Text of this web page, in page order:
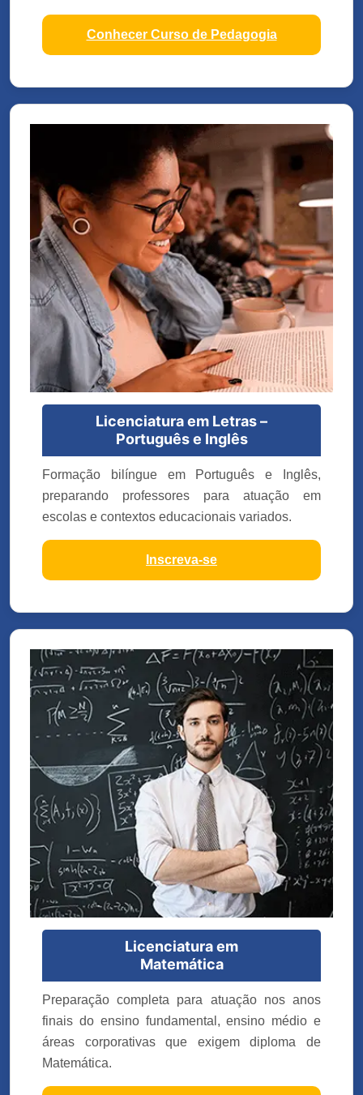
Conhecer Curso de Pedagogia
Licenciatura em Letras –
Português e Inglês
Formação bilíngue em Português e Inglês,
preparando professores para atuação em
escolas e contextos educacionais variados.
Inscreva-se
Licenciatura em
Matemática
Preparação completa para atuação nos anos
finais do ensino fundamental, ensino médio e
áreas corporativas que exigem diploma de
Matemática.